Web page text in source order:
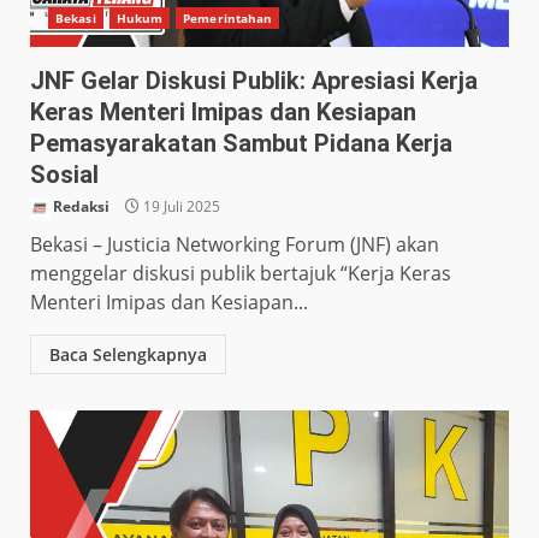
Bekasi Hukum Pemerintahan
JNF Gelar Diskusi Publik: Apresiasi Kerja
Keras Menteri Imipas dan Kesiapan
Pemasyarakatan Sambut Pidana Kerja
Sosial
Redaksi 19 Juli 2025
Bekasi – Justicia Networking Forum (JNF) akan
menggelar diskusi publik bertajuk “Kerja Keras
Menteri Imipas dan Kesiapan...
Baca Selengkapnya